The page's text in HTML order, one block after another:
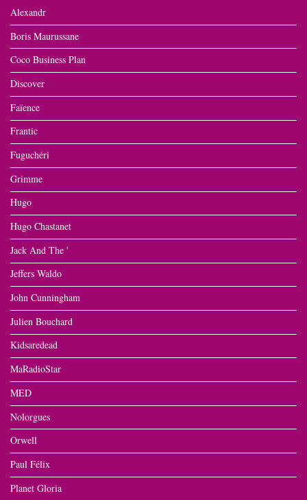
Alexandr
Boris Maurussane
Coco Business Plan
Discover
Faïence
Frantic
Fuguchéri
Grimme
Hugo
Hugo Chastanet
Jack And The '
Jeffers Waldo
John Cunningham
Julien Bouchard
Kidsaredead
MaRadioStar
MED
Nolorgues
Orwell
Paul Félix
Planet Gloria